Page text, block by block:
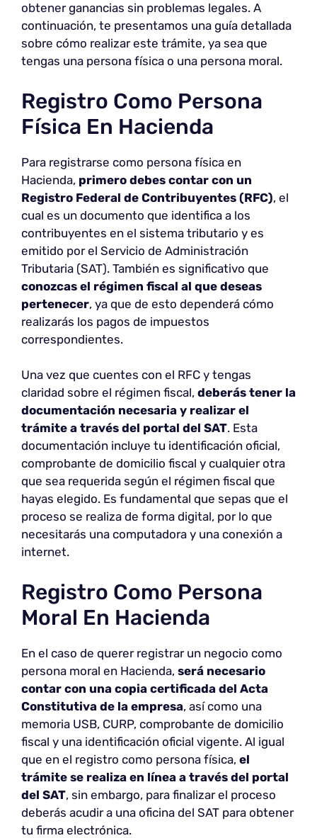
obtener ganancias sin problemas legales. A
continuación, te presentamos una guía detallada
sobre cómo realizar este trámite, ya sea que
tengas una persona física o una persona moral.
Registro Como Persona
Física En Hacienda
Para registrarse como persona física en
Hacienda, primero debes contar con un
Registro Federal de Contribuyentes (RFC), el
cual es un documento que identifica a los
contribuyentes en el sistema tributario y es
emitido por el Servicio de Administración
Tributaria (SAT). También es significativo que
conozcas el régimen fiscal al que deseas
pertenecer, ya que de esto dependerá cómo
realizarás los pagos de impuestos
correspondientes.
Una vez que cuentes con el RFC y tengas
claridad sobre el régimen fiscal, deberás tener la
documentación necesaria y realizar el
trámite a través del portal del SAT. Esta
documentación incluye tu identificación oficial,
comprobante de domicilio fiscal y cualquier otra
que sea requerida según el régimen fiscal que
hayas elegido. Es fundamental que sepas que el
proceso se realiza de forma digital, por lo que
necesitarás una computadora y una conexión a
internet.
Registro Como Persona
Moral En Hacienda
En el caso de querer registrar un negocio como
persona moral en Hacienda, será necesario
contar con una copia certificada del Acta
Constitutiva de la empresa, así como una
memoria USB, CURP, comprobante de domicilio
fiscal y una identificación oficial vigente. Al igual
que en el registro como persona física, el
trámite se realiza en línea a través del portal
del SAT, sin embargo, para finalizar el proceso
deberás acudir a una oficina del SAT para obtener
tu firma electrónica.